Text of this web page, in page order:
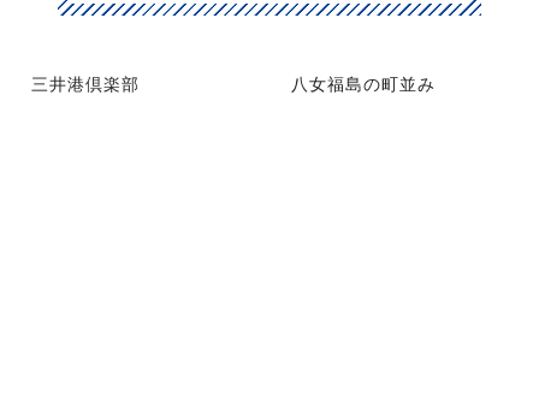
三井港倶楽部 八女福島の町並み